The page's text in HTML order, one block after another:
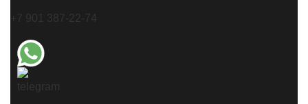
+7 901 387-22-74